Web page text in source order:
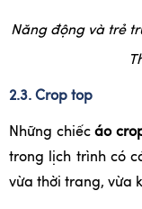
Năng động và trẻ
2.3. Crop top
Những chiếcáo
trong lịch trình có
vừa thời trang, vừa